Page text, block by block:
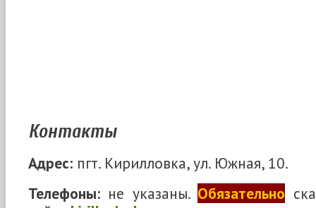
Контакты
Адрес: пгт. Кирилловка, ул. Южная, 10.
Телефоны: не указаны. Обязательно